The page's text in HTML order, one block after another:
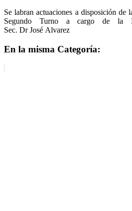
Se labran actuaciones a disposición de
Segundo Turno a cargo de la
Sec. Dr José Alvarez
En la misma Categoría: